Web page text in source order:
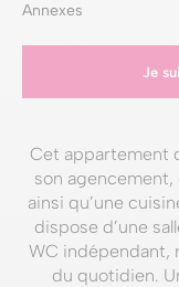
Annexes
Je
Cet appartement
son
ainsi qu’une
dispose d’une
WC indépendant,
du quotidien.